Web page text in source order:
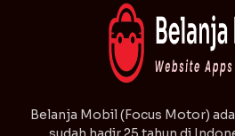
⁠Belanja Mobil (Focus Motor)